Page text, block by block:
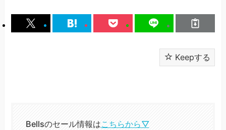
Keepする
Bellsのセール情報はこちらから▽